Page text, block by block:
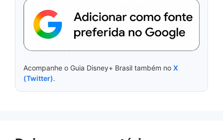
Acompanhe o Guia Disney+ Brasil também no X
(Twitter).